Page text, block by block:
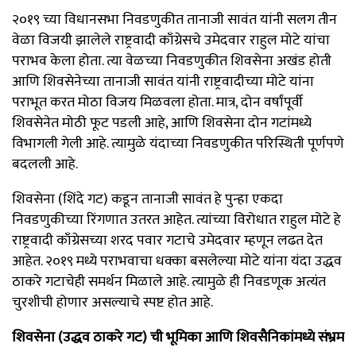
२०१९ च्या विधानसभा निवडणुकीत तानाजी सावंत यांनी सलग तीन
वेळा विजयी झालेले राष्ट्रवादी काँग्रेसचे उमेदवार राहुल मोटे यांचा
पराभव केला होता. त्या वेळच्या निवडणुकीत शिवसेना अखंड होती
आणि शिवसेनेच्या तानाजी सावंत यांनी राष्ट्रवादीच्या मोटे यांना
पराभूत करत मोठा विजय मिळवला होता. मात्र, दोन वर्षांपूर्वी
शिवसेनेत मोठी फूट पडली आहे, आणि शिवसेना दोन गटांमध्ये
विभागली गेली आहे. त्यामुळे यंदाच्या निवडणुकीत परिस्थिती पूर्णपणे
बदलली आहे.
शिवसेना (शिंदे गट) कडून तानाजी सावंत हे पुन्हा एकदा
निवडणुकीच्या रिंगणात उतरत आहेत. त्यांच्या विरोधात राहुल मोटे हे
राष्ट्रवादी काँग्रेसच्या शरद पवार गटाचे उमेदवार म्हणून लढत देत
आहेत. २०१९ मध्ये पराभवाचा धक्का बसलेल्या मोटे यांना यंदा उद्धव
ठाकरे गटाचेही समर्थन मिळाले आहे. त्यामुळे ही निवडणूक अत्यंत
चुरशीची होणार असल्याचे स्पष्ट होत आहे.
शिवसेना (उद्धव ठाकरे गट) ची भूमिका आणि शिवसैनिकांमध्ये संभ्रम